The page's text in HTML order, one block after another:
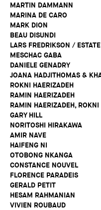
MARTIN DAMMANN
MARINA DE CARO
MARK DION
BEAU DISUNDI
LARS FREDRIKSON / ESTATE
MESCHAC GABA
DANIELE GENADRY
JOANA HADJITHOMAS &
ROKNI HAERIZADEH
RAMIN HAERIZADEH
RAMIN HAERIZADEH,
GARY HILL
NORITOSHI HIRAKAWA
AMIR NAVE
HAIFENG NI
OTOBONG NKANGA
CONSTANCE NOUVEL
FLORENCE PARADEIS
GERALD PETIT
HESAM RAHMANIAN
VIVIEN ROUBAUD